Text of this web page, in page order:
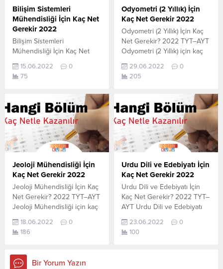
YÖK tarafından yayınlanmış
olan en son güncel netlerdir.
YÖKATLAS-YÖK Net
Net Sihirbazı. Sayfamızdaki
verilerin tamamı
YÖK tarafından yayınlanmış
olan en...
Bilişim Sistemleri
Mühendisliği İçin Kaç Net
Gerekir 2022
Bilişim Sistemleri
Mühendisliği İçin Kaç Net
Bilişim Sistemleri
Mühendisliği için kaç net
cevabını aşağıdan
öğrenebilirsiniz. Bu veriler
2021 TYT-AYT sınavında en
son yerleşen öğrencilerin
yapmış olduğu netlerdir.
YÖKATLAS YKS-TYT Net
Sihirbazı, YKS-TYT Net
Sihirbazı. Sayfamızdaki
verilerin tamamı
YÖK tarafından yayınlanmış
olan en son güncel netlerdir.
YÖKATLAS-YÖK...
15.06.2022
0
75
Odyometri (2 Yıllık) İçin
Kaç Net Gerekir 2022
Odyometri (2 Yıllık) İçin Kaç
Net Gerekir? 2022 TYT–AYT
Odyometri (2 Yıllık) için kaç
sorusunun cevabını
aşağıdan öğrenebilirsiniz. Bu
sınavında en son yerleşen
öğrencilerin yapmış olduğu
netlerdir. YÖKATLAS YKS-
TYT Net Sihirbazı, YKS-TYT
Net Sihirbazı. Sayfamızdaki
verilerin tamamı
YÖK tarafından yayınlanmış
olan en son güncel netlerdir.
YÖKATLAS-YÖK...
29.06.2022
0
205
Jeoloji Mühendisliği İçin
Kaç Net Gerekir 2022
Jeoloji Mühendisliği İçin Kaç
Net Gerekir? 2022 TYT–AYT
Jeoloji Mühendisliği için kaç
sorusunun cevabını
aşağıdan öğrenebilirsiniz. Bu
sınavında en son yerleşen
öğrencilerin yapmış olduğu
18.06.2022
0
186
Urdu Dili ve Edebiyatı İçin
Kaç Net Gerekir 2022
Urdu Dili ve Edebiyatı İçin
Kaç Net Gerekir? 2022 TYT–
AYT Urdu Dili ve Edebiyatı
sorusunun cevabını
aşağıdan öğrenebilirsiniz. Bu
23.06.2022
0
100
Bir Yorum Yazın